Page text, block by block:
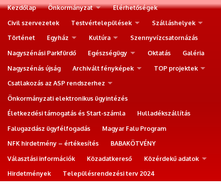
Kezdőlap Önkormányzat
Elérhetőségek
Civil szervezetek
Testvértelepülések
Szálláshelyek
Történet
Egyház Kultúra
Szennyvízcsatornázás
Nagyszénási Parkfürdő
Egészségügy Oktatás
Galéria
Nagyszénás újság
Archivált fényképek
TOP projektek
Csatlakozás az ASP rendszerhez
Önkormányzati elektronikus ügyintézés
Életkezdési támogatás és Start-számla
Hulladékszállítás
Falugazdász ügyfélfogadás
Magyar Falu Program
NFK hirdetmény – értékesítés
BABAKÖTVÉNY
Választási információk
Közadatkereső
Közérdekű adatok
Hirdetmények
Településrendezési terv 2024